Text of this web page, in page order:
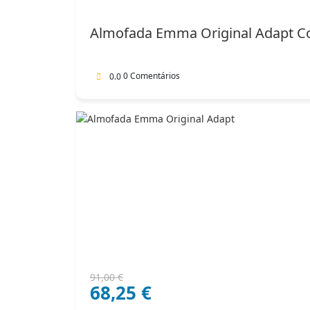
102,00 €.
71,40 €.
Almofada Emma Original Adapt
0.00 Comentários
91,00€
O
preço
68,25 €
O
preço